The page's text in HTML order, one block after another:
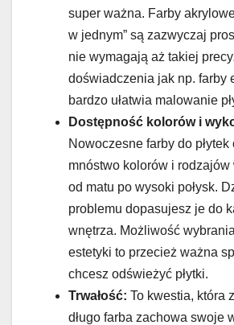
super ważna. Farby
w jednym” są zazwyczaj
nie wymagają aż takiej
doświadczenia jak np. farby
bardzo ułatwia malowanie
Dostępność kolorów i
Nowoczesne farby do płytek
mnóstwo kolorów i rodzajów
od matu po wysoki połysk.
problemu dopasujesz je do
wnętrza. Możliwość
estetyki to przecież ważna
chcesz odświeżyć płytki.
Trwałość: To kwestia, która
długo farba zachowa swoje